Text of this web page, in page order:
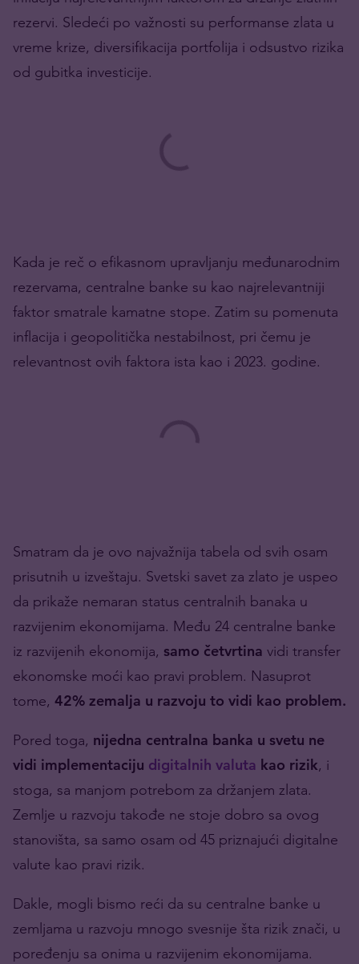
rezervi. Sledeći po važnosti su performanse zlata u
vreme krize, diversifikacija portfolija i odsustvo rizika
od gubitka investicije.
Kada je reč o efikasnom upravljanju međunarodnim
rezervama, centralne banke su kao najrelevantniji
faktor smatrale kamatne stope. Zatim su pomenuta
inflacija i geopolitička nestabilnost, pri čemu je
relevantnost ovih faktora ista kao i 2023. godine.
Smatram da je ovo najvažnija tabela od svih osam
prisutnih u izveštaju. Svetski savet za zlato je uspeo
da prikaže nemaran status centralnih banaka u
razvijenim ekonomijama. Među 24 centralne banke
iz razvijenih ekonomija, samo četvrtina vidi transfer
ekonomske moći kao pravi problem. Nasuprot
tome, 42% zemalja u razvoju to vidi kao problem.
Pored toga, nijedna centralna banka u svetu ne
vidi implementaciju digitalnih valuta kao rizik, i
stoga, sa manjom potrebom za držanjem zlata.
Zemlje u razvoju takođe ne stoje dobro sa ovog
stanovišta, sa samo osam od 45 priznajući digitalne
valute kao pravi rizik.
Dakle, mogli bismo reći da su centralne banke u
zemljama u razvoju mnogo svesnije šta rizik znači, u
poređenju sa onima u razvijenim ekonomijama.